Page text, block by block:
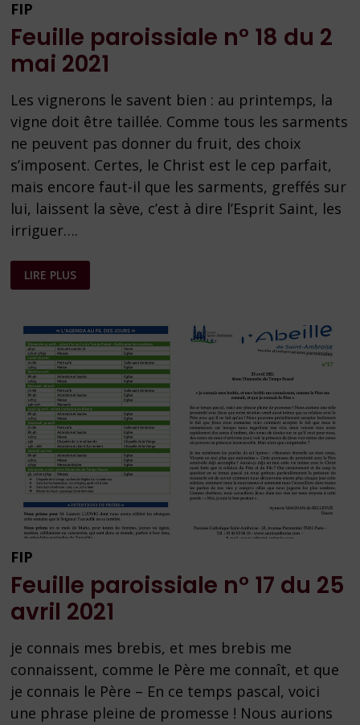
FIP
Feuille paroissiale n° 18 du 2
mai 2021
Les vignerons le savent bien : au printemps, la
vigne doit être taillée. Comme tous les sarments
ne peuvent pas donner du fruit, des choix
s’imposent. Certes, le Christ est le cep parfait,
mais encore faut-il que les sarments, greffés sur
lui, laissent la sève, c’est à dire l’Esprit Saint, les
irriguer….
FEUILLE
PAROISSIALE
N°
2
MAI
2021
LIRE PLUS
FIP
Feuille paroissiale n° 17 du 25
avril 2021
je connais mes brebis, et mes brebis me
connaissent, comme le Père me connaît, et que
je connais le Père – En ce temps pascal, voici
une phrase pleine de promesse ! Nous aurions